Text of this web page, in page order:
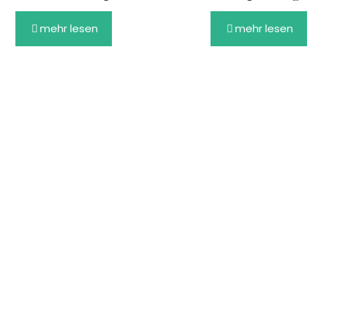
mehr lesen mehr lesen